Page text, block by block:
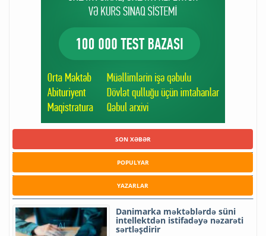
SON XƏBƏR
POPULYAR
YAZARLAR
Danimarka məktəblərdə süni
intellektdən istifadəyə nəzarəti
sərtləşdirir